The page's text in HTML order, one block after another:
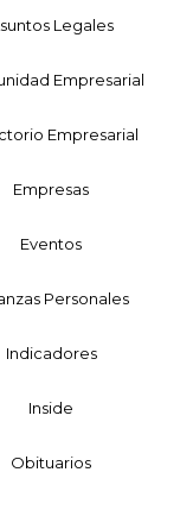
Legales
Empresarial
Empresarial
Empresas
Eventos
Personales
Indicadores
Inside
Obituarios